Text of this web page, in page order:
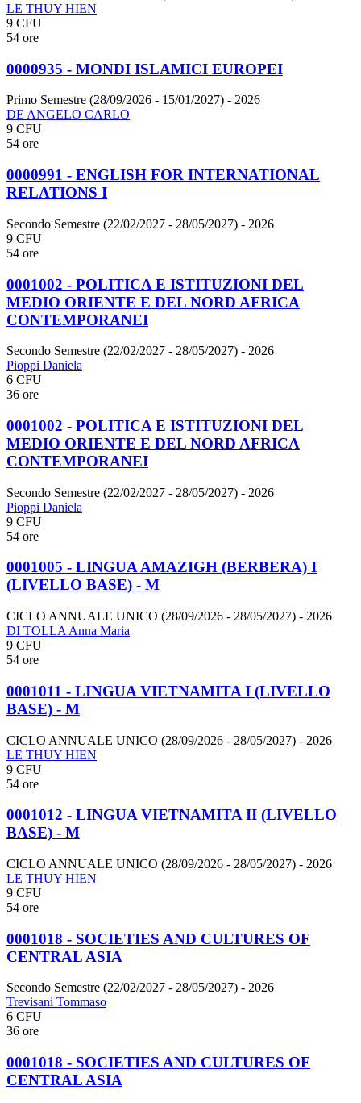
LE THUY HIEN
9 CFU
54 ore
0000935 - MONDI ISLAMICI EUROPEI
Primo Semestre (28/09/2026 - 15/01/2027) - 2026
DE ANGELO CARLO
9 CFU
54 ore
0000991 - ENGLISH FOR INTERNATIONAL
RELATIONS I
Secondo Semestre (22/02/2027 - 28/05/2027) - 2026
9 CFU
54 ore
0001002 - POLITICA E ISTITUZIONI DEL
MEDIO ORIENTE E DEL NORD AFRICA
CONTEMPORANEI
Secondo Semestre (22/02/2027 - 28/05/2027) - 2026
Pioppi Daniela
6 CFU
36 ore
0001002 - POLITICA E ISTITUZIONI DEL
MEDIO ORIENTE E DEL NORD AFRICA
CONTEMPORANEI
Secondo Semestre (22/02/2027 - 28/05/2027) - 2026
Pioppi Daniela
9 CFU
54 ore
0001005 - LINGUA AMAZIGH (BERBERA) I
(LIVELLO BASE) - M
CICLO ANNUALE UNICO (28/09/2026 - 28/05/2027) - 2026
DI TOLLA Anna Maria
9 CFU
54 ore
0001011 - LINGUA VIETNAMITA I (LIVELLO
BASE) - M
CICLO ANNUALE UNICO (28/09/2026 - 28/05/2027) - 2026
LE THUY HIEN
9 CFU
54 ore
0001012 - LINGUA VIETNAMITA II (LIVELLO
BASE) - M
CICLO ANNUALE UNICO (28/09/2026 - 28/05/2027) - 2026
LE THUY HIEN
9 CFU
54 ore
0001018 - SOCIETIES AND CULTURES OF
CENTRAL ASIA
Secondo Semestre (22/02/2027 - 28/05/2027) - 2026
Trevisani Tommaso
6 CFU
36 ore
0001018 - SOCIETIES AND CULTURES OF
CENTRAL ASIA